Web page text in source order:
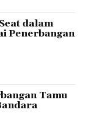
dalam
Penerbangan
Tamu